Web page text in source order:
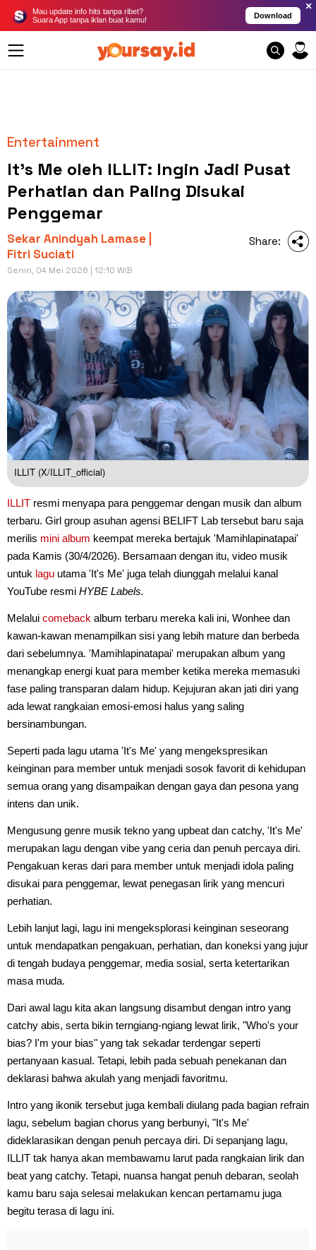
Mau update info hits tanpa ribet?
Suara App tanpa iklan buat kamu!
Download
×
Entertainment
It's Me oleh ILLIT: Ingin Jadi Pusat
Perhatian dan Paling Disukai
Penggemar
Sekar Anindyah Lamase |
Fitri Suciati
Senin, 04 Mei 2026 | 12:10 WIB
Share:
ILLIT (X/ILLIT_official)
ILLIT resmi menyapa para penggemar dengan musik dan album
terbaru. Girl group asuhan agensi BELIFT Lab tersebut baru saja
merilis mini album keempat mereka bertajuk 'Mamihlapinatapai'
pada Kamis (30/4/2026). Bersamaan dengan itu, video musik
untuk lagu utama 'It's Me' juga telah diunggah melalui kanal
YouTube resmi HYBE Labels.
Melalui comeback album terbaru mereka kali ini, Wonhee dan
kawan-kawan menampilkan sisi yang lebih mature dan berbeda
dari sebelumnya. 'Mamihlapinatapai' merupakan album yang
menangkap energi kuat para member ketika mereka memasuki
fase paling transparan dalam hidup. Kejujuran akan jati diri yang
ada lewat rangkaian emosi-emosi halus yang saling
bersinambungan.
Seperti pada lagu utama 'It's Me' yang mengekspresikan
keinginan para member untuk menjadi sosok favorit di kehidupan
semua orang yang disampaikan dengan gaya dan pesona yang
intens dan unik.
Mengusung genre musik tekno yang upbeat dan catchy, 'It's Me'
merupakan lagu dengan vibe yang ceria dan penuh percaya diri.
Pengakuan keras dari para member untuk menjadi idola paling
disukai para penggemar, lewat penegasan lirik yang mencuri
perhatian.
Lebih lanjut lagi, lagu ini mengeksplorasi keinginan seseorang
untuk mendapatkan pengakuan, perhatian, dan koneksi yang jujur
di tengah budaya penggemar, media sosial, serta ketertarikan
masa muda.
Dari awal lagu kita akan langsung disambut dengan intro yang
catchy abis, serta bikin terngiang-ngiang lewat lirik, "Who's your
bias? I'm your bias" yang tak sekadar terdengar seperti
pertanyaan kasual. Tetapi, lebih pada sebuah penekanan dan
deklarasi bahwa akulah yang menjadi favoritmu.
Intro yang ikonik tersebut juga kembali diulang pada bagian refrain
lagu, sebelum bagian chorus yang berbunyi, "It's Me'
dideklarasikan dengan penuh percaya diri. Di sepanjang lagu,
ILLIT tak hanya akan membawamu larut pada rangkaian lirik dan
beat yang catchy. Tetapi, nuansa hangat penuh debaran, seolah
kamu baru saja selesai melakukan kencan pertamamu juga
begitu terasa di lagu ini.